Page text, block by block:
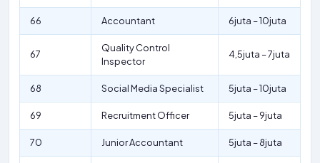
66 Accountant 6juta – 10juta
67
Quality Control
Inspector
4,5juta – 7juta
68 Social Media Specialist 5juta – 10juta
69 Recruitment Officer 5juta – 9juta
70 Junior Accountant 5juta – 8juta